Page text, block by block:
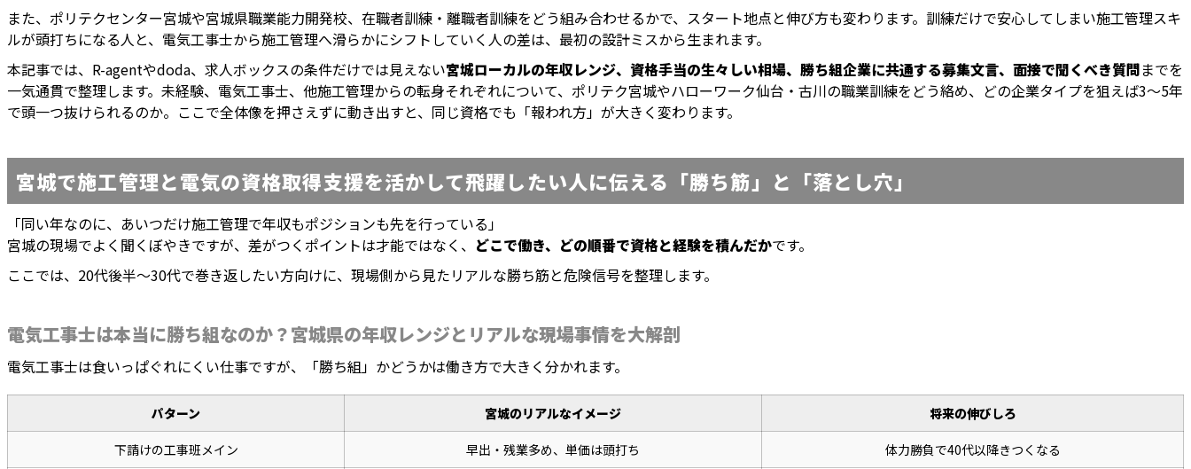
また、ポリテクセンター宮城や宮城県職業能力開発校、在職者訓練・離職者訓練をどう組み合わせるかで、スタート地点と伸び方も変わります。訓練だけで安心してしまい施工管理スキ
ルが頭打ちになる人と、電気工事士から施工管理へ滑らかにシフトしていく人の差は、最初の設計ミスから生まれます。
本記事では、R-agentやdoda、求人ボックスの条件だけでは見えない宮城ローカルの年収レンジ、資格手当の生々しい相場、勝ち組企業に共通する募集文言、面接で聞くべき質問までを
一気通貫で整理します。未経験、電気工事士、他施工管理からの転身それぞれについて、ポリテク宮城やハローワーク仙台・古川の職業訓練をどう絡め、どの企業タイプを狙えば3〜5年
で頭一つ抜けられるのか。ここで全体像を押さえずに動き出すと、同じ資格でも「報われ方」が大きく変わります。
宮城で施工管理と電気の資格取得支援を活かして飛躍したい人に伝える「勝ち筋」と「落とし穴」
「同い年なのに、あいつだけ施工管理で年収もポジションも先を行っている」
宮城の現場でよく聞くぼやきですが、差がつくポイントは才能ではなく、 どこで働き、どの順番で資格と経験を積んだかです。
ここでは、20代後半〜30代で巻き返したい方向けに、現場側から見たリアルな勝ち筋と危険信号を整理します。
電気工事士は本当に勝ち組なのか？宮城県の年収レンジとリアルな現場事情を大解剖
電気工事士は食いっぱぐれにくい仕事ですが、「勝ち組」かどうかは働き方で大きく分かれます。
パターン 宮城のリアルなイメージ 将来の伸びしろ
下請けの工事班メイン 早出・残業多め、単価は頭打ち 体力勝負で40代以降きつくなる